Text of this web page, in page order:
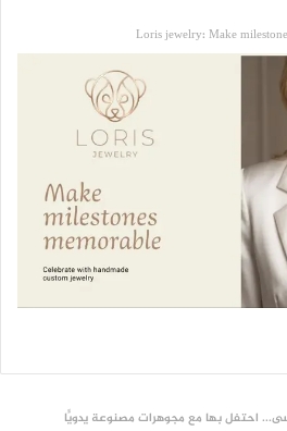
Loris jewelry: Make
احتفل بها مع مجوهرات مصنوعة يدويًّا